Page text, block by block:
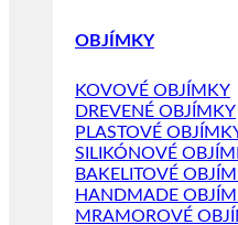
OBJÍMKY
KOVOVÉ OBJÍMKY
DREVENÉ OBJÍMKY
PLASTOVÉ
SILIKÓNOVÉ
BAKELITOVÉ
HANDMADE
MRAMOROVÉ